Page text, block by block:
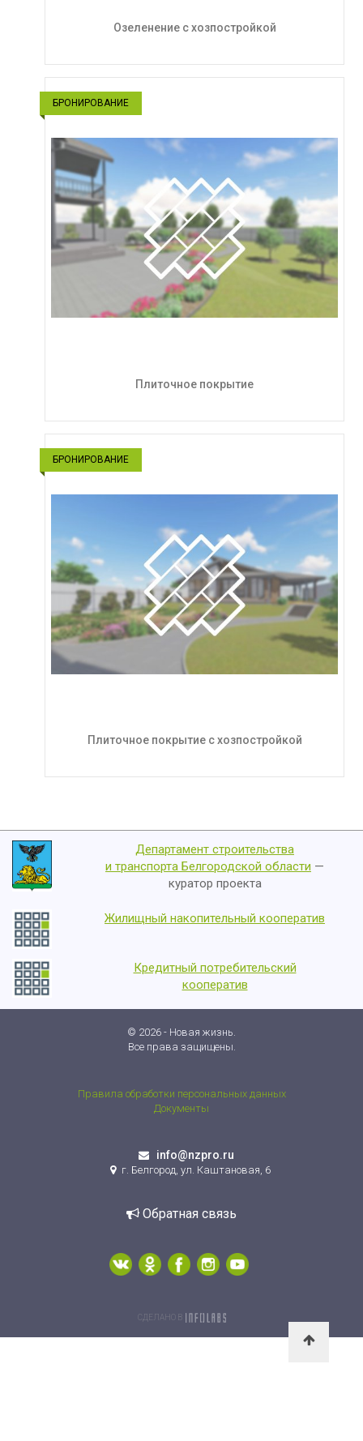
Озеленение с хозпостройкой
БРОНИРОВАНИЕ
Плиточное покрытие
БРОНИРОВАНИЕ
Плиточное покрытие с хозпостройкой
Департамент строительства
и транспорта Белгородской области —
куратор проекта
Жилищный накопительный кооператив
Кредитный потребительский
кооператив
© 2026 - Новая жизнь.
Все права защищены.
Правила обработки персональных данных
Документы
info@nzpro.ru
г. Белгород, ул. Каштановая, 6
Обратная связь
СДЕЛАНО В